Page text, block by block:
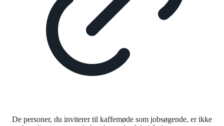
De personer, du inviterer til kaffemøde som jobsøgende, er ikke